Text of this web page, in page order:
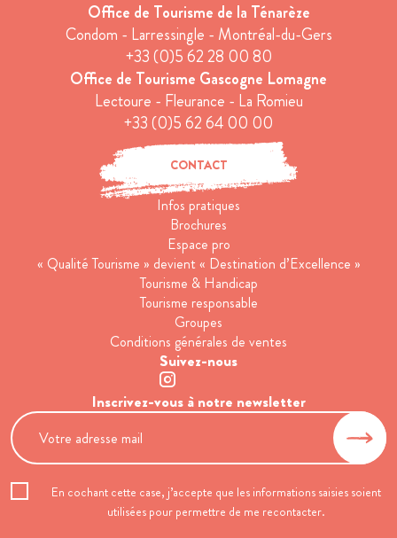
Office de Tourisme de la Ténarèze
Condom - Larressingle - Montréal-du-Gers
+33 (0)5 62 28 00 80
Office de Tourisme Gascogne Lomagne
Lectoure - Fleurance - La Romieu
+33 (0)5 62 64 00 00
CONTACT
Infos pratiques
Brochures
Espace pro
« Qualité Tourisme » devient « Destination d’Excellence »
Tourisme & Handicap
Tourisme responsable
Groupes
Conditions générales de ventes
Suivez-nous
Inscrivez-vous à notre newsletter
En cochant cette case, j’accepte que les informations saisies soient
utilisées pour permettre de me recontacter.